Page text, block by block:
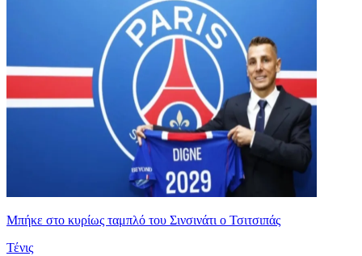
Mπήκε στο κυρίως ταμπλό του Σινσινάτι ο Τσιτσιπάς
Τένις